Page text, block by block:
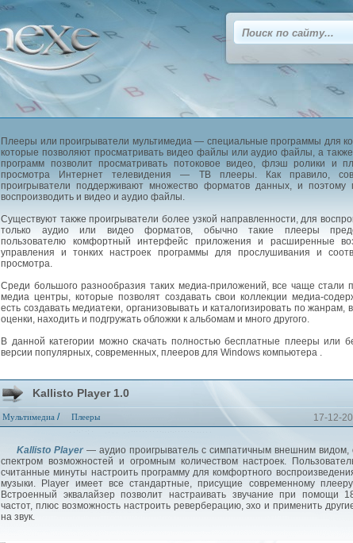
Плееры или проигрыватели мультимедиа — специальные программы для
которые позволяют просматривать видео файлы или аудио файлы, а
программ позволит просматривать потоковое видео, флэш ролики и
просмотра Интернет телевидения — ТВ плееры. Как правило,
проигрыватели поддерживают множество форматов данных, и поэтому
воспроизводить и видео и аудио файлы.
Существуют также проигрыватели более узкой направленности, для
только аудио или видео форматов, обычно такие плееры
пользователю комфортный интерфейс приложения и расширенные
управления и тонких настроек программы для прослушивания и
просмотра.
Среди большого разнообразия таких медиа-приложений, все чаще стали
медиа центры, которые позволят создавать свои коллекции медиа-
есть создавать медиатеки, организовывать и каталогизировать по жанрам,
оценки, находить и подгружать обложки к альбомам и много другого.
В данной категории можно скачать полностью бесплатные плееры или
версии популярных, современных, плееров для Windows компьютера .
Kallisto Player 1.0
Мультимедиа / Плееры 17-12-
Kallisto Player — аудио проигрыватель с симпатичным внешним видом,
спектром возможностей и огромным количеством настроек.
считанные минуты настроить программу для комфортного
музыки. Player имеет все стандартные, присущие современному плееру
Встроенный эквалайзер позволит настраивать звучание при помощи
частот, плюс возможность настроить реверберацию, эхо и применить
на звук.